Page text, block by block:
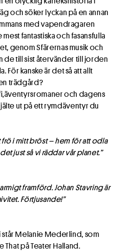
och söker lyckan på en annan
med vapendragaren
fantastiska och fasansfulla
genom Sfärernas musik och
de till sist återvänder till jorden
För kanske är det så att allt
trädgård?
och dagens
ut på ett rymdäventyr du
frö i mitt bröst – hem för att odla
just så vi räddar vår planet.”
framförd. Johan Stavring är
Förtjusande!”
Melanie Mederlind, som
på Teater Halland.